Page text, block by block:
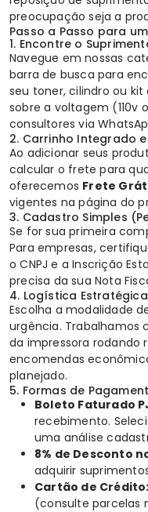
preocupação seja a
Passo a Passo para
1. Encontre o
Navegue em nossas
barra de busca para
seu toner, cilindro ou
sobre a voltagem (110v
consultores via
2. Carrinho Integrado
Ao adicionar seus
calcular o frete para
oferecemos Frete
vigentes na página do
3. Cadastro Simples
Se for sua primeira
Para empresas,
o CNPJ e a Inscrição
precisa da sua Nota
4. Logística Estratégica
Escolha a modalidade
urgência. Trabalhamos
da impressora rodando
encomendas
planejado.
5. Formas de
Boleto Faturado
recebimento.
uma análise
8% de Desconto
adquirir
Cartão de Crédito:
(consulte parcelas